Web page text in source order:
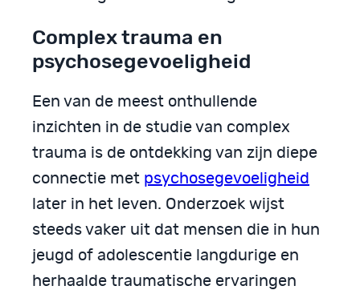
Complex trauma en
psychosegevoeligheid
Een van de meest onthullende
inzichten in de studie van complex
trauma is de ontdekking van zijn diepe
connectie met psychosegevoeligheid
later in het leven. Onderzoek wijst
steeds vaker uit dat mensen die in hun
jeugd of adolescentie langdurige en
herhaalde traumatische ervaringen